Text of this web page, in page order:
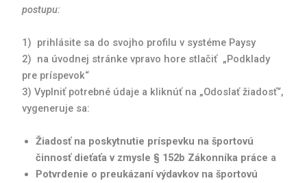
postupu:
1) prihlásite sa do svojho profilu v systéme Paysy
2) na úvodnej stránke vpravo hore stlačiť „Podklady
pre príspevok“
3) Vyplniť potrebné údaje a kliknúť na „Odoslať žiadosť“,
vygeneruje sa:
Žiadosť na poskytnutie príspevku na športovú
činnosť dieťaťa v zmysle § 152b Zákonníka práce a
Potvrdenie o preukázaní výdavkov na športovú